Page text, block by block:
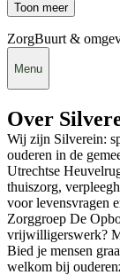
Toon meer
ZorgBuurt &
Menu
Over
Wij zijn Silverein:
ouderen in de
Utrechtse
thuiszorg,
voor levensvragen
Zorggroep De
vrijwilligerswerk?
Bied je mensen
welkom bij